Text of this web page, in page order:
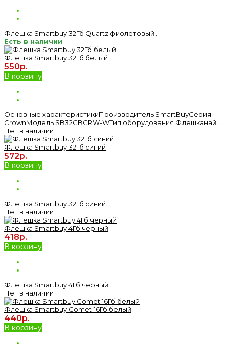
Флешка Smartbuy 32Гб Quartz фиолетовый..
Есть в наличии
Флешка Smartbuy 32Гб белый
550р.
В корзину
Основные характеристикиПроизводитель SmartBuyСерия
CrownМодель SB32GBCRW-WТип оборудования Флешканай..
Нет в наличии
Флешка Smartbuy 32Гб синий
572р.
В корзину
Флешка Smartbuy 32Гб синий..
Нет в наличии
Флешка Smartbuy 4Гб черный
418р.
В корзину
Флешка Smartbuy 4Гб черный..
Нет в наличии
Флешка Smartbuy Comet 16Гб белый
440р.
В корзину